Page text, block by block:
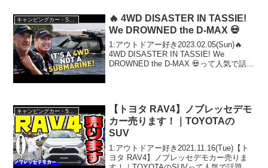
キャンピングカー・SUV人気車種
🔥 4WD DISASTER IN TASSIE!
We DROWNED the D-MAX 💀
1:アウトドアー好き2023.02.05(Sun)🔥
4WD DISASTER IN TASSIE! We
DROWNED the D-MAX 💀って人気で話題
【トヨタ RAV4】ノブレッセデモ
カー売ります！｜TOYOTAの
SUV
1:アウトドアー好き2021.11.16(Tue)【ト
ヨタ RAV4】ノブレッセデモカー売りま